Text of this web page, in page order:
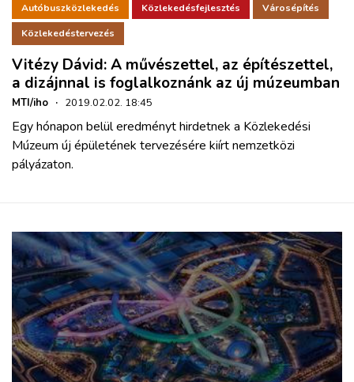
Autóbuszközlekedés Közlekedésfejlesztés Városépítés
Közlekedéstervezés
Vitézy Dávid: A művészettel, az építészettel,
a dizájnnal is foglalkoznánk az új múzeumban
MTI/iho · 2019.02.02. 18:45
Egy hónapon belül eredményt hirdetnek a Közlekedési
Múzeum új épületének tervezésére kiírt nemzetközi
pályázaton.